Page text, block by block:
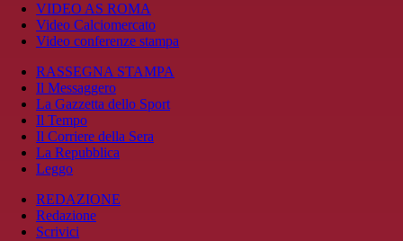
VIDEO AS ROMA
Video Calciomercato
Video conferenze stampa
RASSEGNA STAMPA
Il Messaggero
La Gazzetta dello Sport
Il Tempo
Il Corriere della Sera
La Repubblica
Leggo
REDAZIONE
Redazione
Scrivici